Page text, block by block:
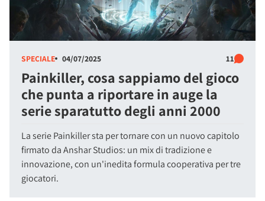
SPECIALE 04/07/2025 11
Painkiller, cosa sappiamo del gioco
che punta a riportare in auge la
serie sparatutto degli anni 2000
La serie Painkiller sta per tornare con un nuovo capitolo
firmato da Anshar Studios: un mix di tradizione e
innovazione, con un'inedita formula cooperativa per tre
giocatori.